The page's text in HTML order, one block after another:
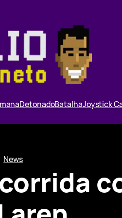
DetonadoBatalhaJoystick
News